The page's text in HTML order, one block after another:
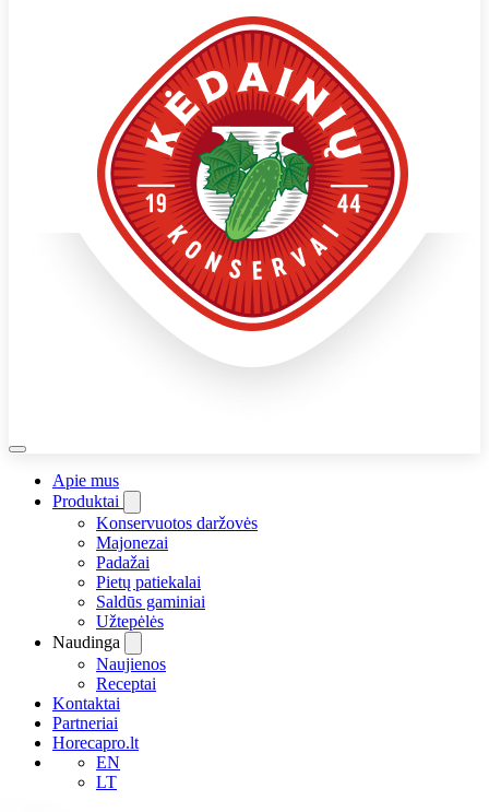
Apie mus
Produktai
Konservuotos daržovės
Majonezai
Padažai
Pietų patiekalai
Saldūs gaminiai
Užtepėlės
Naudinga
Naujienos
Receptai
Kontaktai
Partneriai
Horecapro.lt
EN
LT